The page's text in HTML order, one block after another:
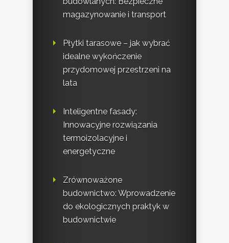
magazynowanie i transport
Płytki tarasowe – jak wybrać
idealne wykończenie
przydomowej przestrzeni na
lata
Inteligentne fasady:
Innowacyjne rozwiązania
termoizolacyjne i
energetyczne
Zrównoważone
budownictwo: Wprowadzenie
do ekologicznych praktyk w
budownictwie